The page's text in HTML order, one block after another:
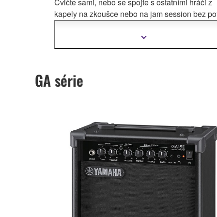
Cvičte sami, nebo se spojte s ostatními hráči z
kapely na zkoušce nebo na jam session bez
nebo dalších členů rodiny.Zobrazit
GA série